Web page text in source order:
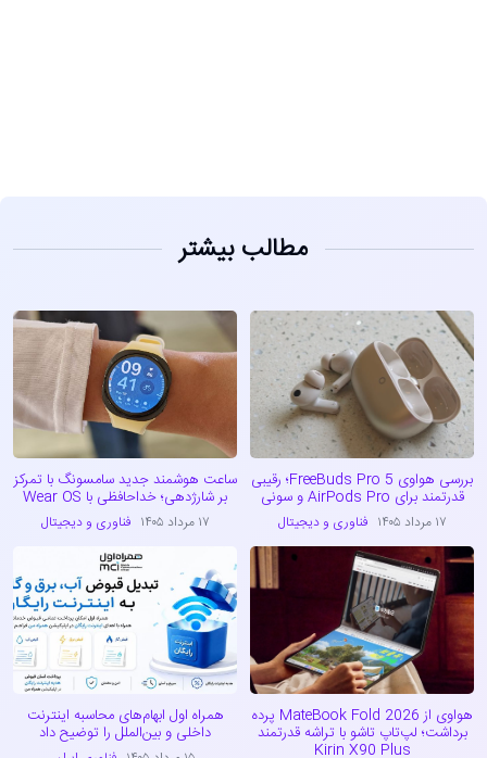
مطالب بیشتر
بررسی هواوی FreeBuds Pro 5؛ رقیبی
قدرتمند برای AirPods Pro و سونی
۱۷ مرداد ۱۴۰۵ فناوری و دیجیتال
ساعت هوشمند جدید سامسونگ با تمرکز
بر شارژدهی؛ خداحافظی با Wear OS
۱۷ مرداد ۱۴۰۵ فناوری و دیجیتال
هواوی از MateBook Fold 2026 پرده
برداشت؛ لپ‌تاپ تاشو با تراشه قدرتمند
Kirin X90 Plus
همراه اول ابهام‌های محاسبه اینترنت
داخلی و بین‌الملل را توضیح داد